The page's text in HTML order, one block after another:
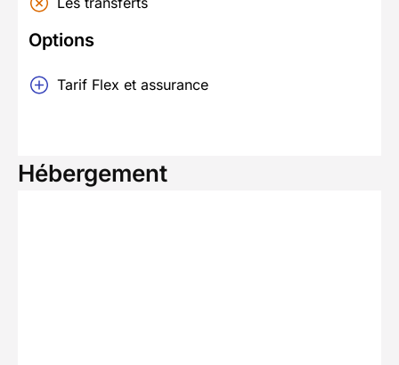
Options
Tarif Flex et assurance
Hébergement